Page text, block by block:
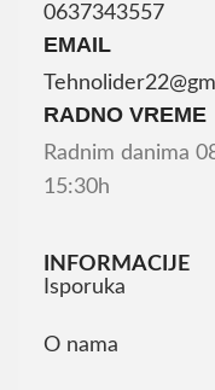
0637343557
EMAIL
RADNO VREME
Radnim danima
15:30h
INFORMACIJE
Isporuka
O nama